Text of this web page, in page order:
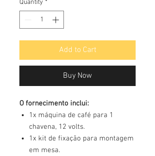
Quantity *
Add to Cart
Buy Now
O fornecimento inclui:
1x máquina de café para 1
chavena, 12 volts.
1x kit de fixação para montagem
em mesa.